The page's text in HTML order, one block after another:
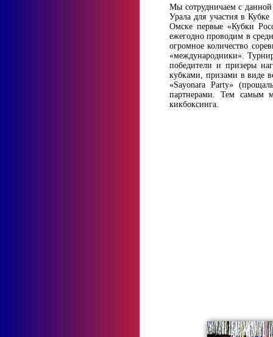
Мы сотрудничаем с
Урала для участия в
Омске первые «Кубки
ежегодно проводим в
огромное количество
«международники».
победители и призеры
кубками, призами в виде
«Sayonara Party»
партнерами. Тем самым
кикбоксинга.